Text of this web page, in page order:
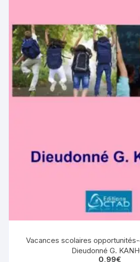
Vacances scolaires
Dieudonné G.
0,99€